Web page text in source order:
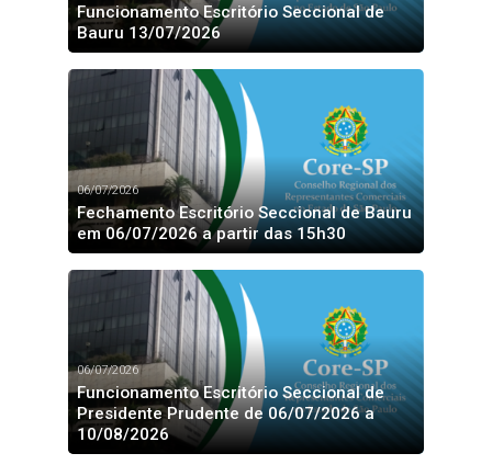
Funcionamento Escritório Seccional de
Bauru 13/07/2026
06/07/2026
Fechamento Escritório Seccional de Bauru
em 06/07/2026 a partir das 15h30
06/07/2026
Funcionamento Escritório Seccional de
Presidente Prudente de 06/07/2026 a
10/08/2026